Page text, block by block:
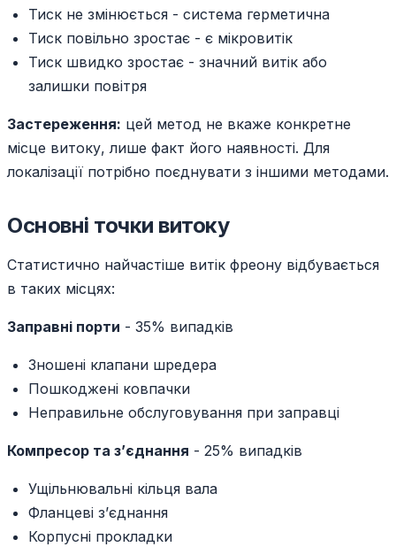
Тиск не змінюється - система герметична
Тиск повільно зростає - є мікровитік
Тиск швидко зростає - значний витік або
залишки повітря
Застереження: цей метод не вкаже конкретне
місце витоку, лише факт його наявності. Для
локалізації потрібно поєднувати з іншими методами.
Основні точки витоку
Статистично найчастіше витік фреону відбувається
в таких місцях:
Заправні порти - 35% випадків
Зношені клапани шредера
Пошкоджені ковпачки
Неправильне обслуговування при заправці
Компресор та з’єднання - 25% випадків
Ущільнювальні кільця вала
Фланцеві з’єднання
Корпусні прокладки